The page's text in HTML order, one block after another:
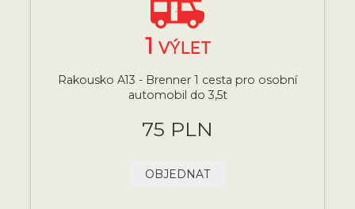
1 VÝLET
Rakousko A13 - Brenner 1 cesta pro osobní
automobil do 3,5t
75 PLN
OBJEDNAT